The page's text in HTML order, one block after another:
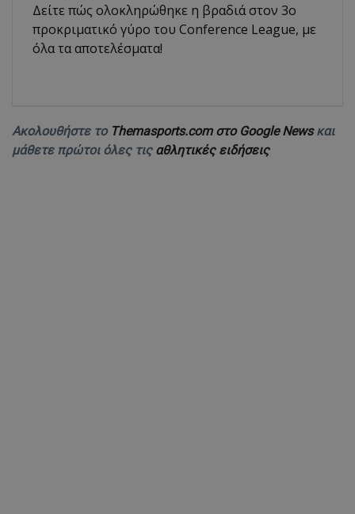
Δείτε πώς ολοκληρώθηκε η βραδιά στον 3ο
προκριματικό γύρο του Conference League, με
όλα τα αποτελέσματα!
Ακολουθήστε το Themasports.com στο Google Newsκαι
μάθετε πρώτοι όλες τις αθλητικές ειδήσεις